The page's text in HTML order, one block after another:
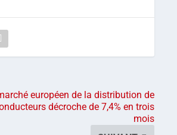
européen de la distribution de
décroche de 7,4% en trois
mois